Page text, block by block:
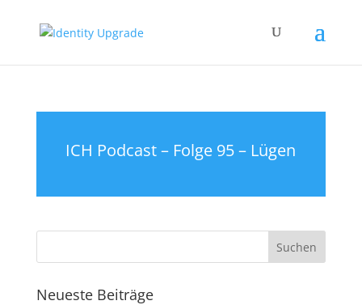
ICH Podcast – Folge 95 – Lügen
Neueste Beiträge